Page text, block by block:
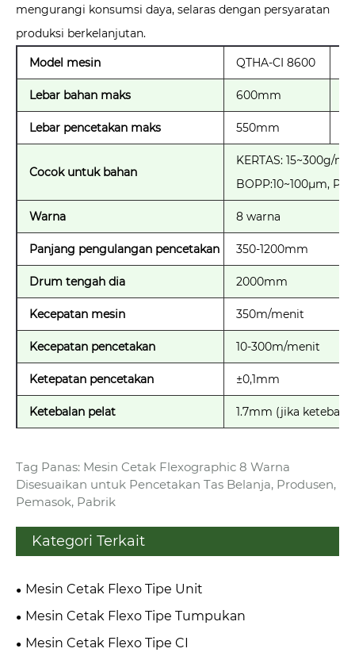
mengurangi konsumsi daya, selaras dengan persyaratan
produksi berkelanjutan.
Model mesin QTHA-CI 8600
Lebar bahan maks 600mm
Lebar pencetakan maks 550mm
Cocok untuk bahan
KERTAS: 15~300g/m,
BOPP:10~100μm,
Warna 8 warna
Panjang pengulangan pencetakan 350-1200mm
Drum tengah dia 2000mm
Kecepatan mesin 350m/menit
Kecepatan pencetakan 10-300m/menit
Ketepatan pencetakan ±0,1mm
Ketebalan pelat 1.7mm (jika
Tag Panas: Mesin Cetak Flexographic 8 Warna
Disesuaikan untuk Pencetakan Tas Belanja, Produsen,
Pemasok, Pabrik
Kategori Terkait
Mesin Cetak Flexo Tipe Unit
Mesin Cetak Flexo Tipe Tumpukan
Mesin Cetak Flexo Tipe CI